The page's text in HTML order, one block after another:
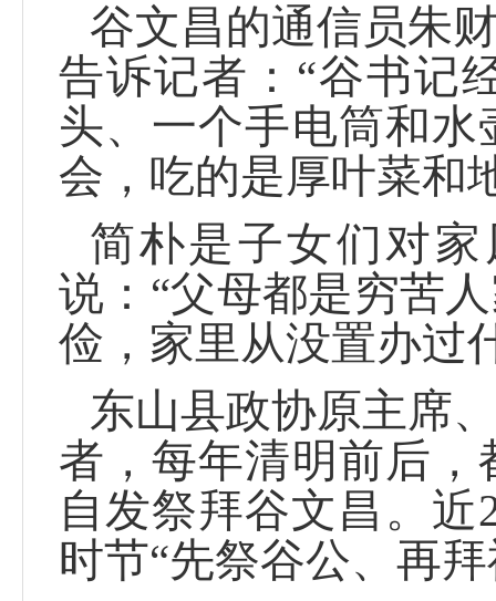
谷文昌的通信员朱
告诉记者：“谷书记
头、一个手电筒和
会，吃的是厚叶菜和
简朴是子女们对
说：“父母都是穷苦
俭，家里从没置办过
东山县政协原主席
者，每年清明前后
自发祭拜谷文昌。
时节“先祭谷公、再